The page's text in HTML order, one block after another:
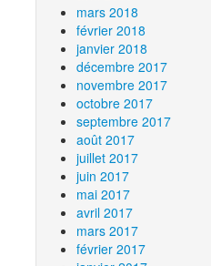
mars 2018
février 2018
janvier 2018
décembre 2017
novembre 2017
octobre 2017
septembre 2017
août 2017
juillet 2017
juin 2017
mai 2017
avril 2017
mars 2017
février 2017